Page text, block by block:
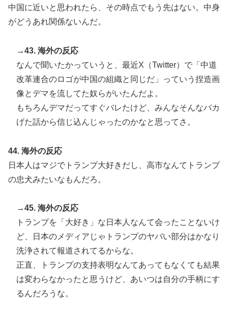
中国に近いと思われたら、その時点でもう先はない。中身
がどうあれ関係ないんだ。
→43. 海外の反応
なんで聞いたかっていうと、最近X（Twitter）で「中道
改革連合のロゴが中国の組織と同じだ」っていう捏造画
像とデマを流してた奴らがいたんだよ。
もちろんデマだってすぐバレたけど、みんなそんなバカ
げた話から信じ込んじゃったのかなと思ってさ。
44. 海外の反応
日本人はマジでトランプ大好きだし、高市なんてトランプ
の忠犬みたいなもんだろ。
→45. 海外の反応
トランプを「大好き」な日本人なんて会ったことないけ
ど、日本のメディアじゃトランプのヤバい部分はかなり
洗浄されて報道されてるからな。
正直、トランプの支持表明なんてあってもなくても結果
は変わらなかったと思うけど、あいつは自分の手柄にす
るんだろうな。